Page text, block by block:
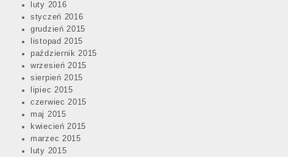
luty 2016
styczeń 2016
grudzień 2015
listopad 2015
październik 2015
wrzesień 2015
sierpień 2015
lipiec 2015
czerwiec 2015
maj 2015
kwiecień 2015
marzec 2015
luty 2015